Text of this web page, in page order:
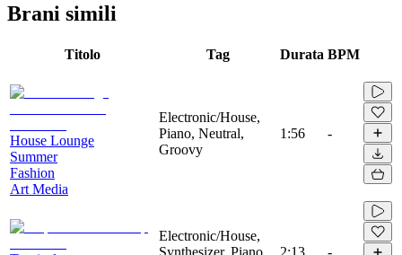
Brani simili
Titolo Tag Durata BPM
House Lounge
Summer
Fashion
Art Media
Electronic/House,
Piano, Neutral,
Groovy
1:56 -
Electronic/House,
Synthesizer, Piano,
2:13 -